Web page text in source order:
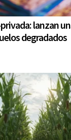
lanzan
degradados